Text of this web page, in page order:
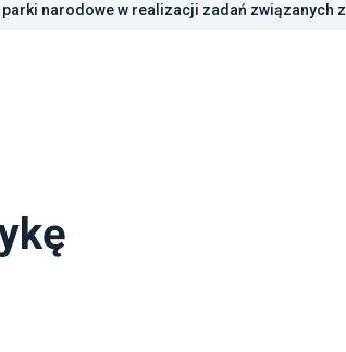
narodowe w realizacji zadań związanych z